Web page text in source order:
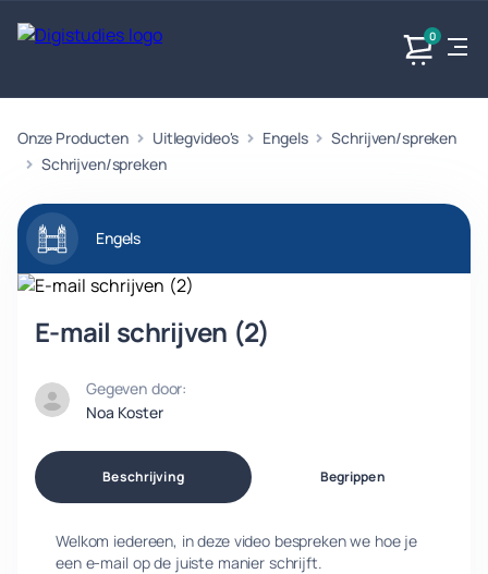
0
Exacte
vakken
Geen
vakken.
Taalvakken
Geen
vakken.
MaatschappijvakkenProducten
Onze Producten Uitlegvideo's Engels
Schrijven/spreken
Schrijven/spreken
Engels
E-mail schrijven (2)
Gegeven door:
Noa Koster
Beschrijving Begrippen
Welkom iedereen, in deze video bespreken we hoe je
een e-mail op de juiste manier schrijft.